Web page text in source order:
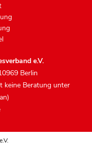
e.V.
Berlin
keine Beratung unter